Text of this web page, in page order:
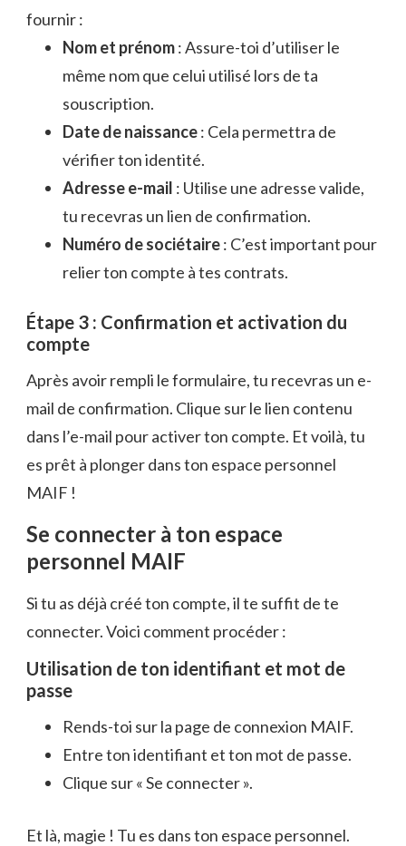
fournir :
Nom et prénom: Assure-toi d’utiliser le
même nom que celui utilisé lors de ta
souscription.
Date de naissance: Cela permettra de
vérifier ton identité.
Adresse e-mail : Utilise une adresse valide,
tu recevras un lien de confirmation.
Numéro de sociétaire: C’est important pour
relier ton compte à tes contrats.
Étape 3 : Confirmation et activation du
compte
Après avoir rempli le formulaire, tu recevras un e-
mail de confirmation. Clique sur le lien contenu
dans l’e-mail pour activer ton compte. Et voilà, tu
es prêt à plonger dans ton espace personnel
MAIF !
Se connecter à ton espace
personnel MAIF
Si tu as déjà créé ton compte, il te suffit de te
connecter. Voici comment procéder :
Utilisation de ton identifiant et mot de
passe
Rends-toi sur la page de connexion MAIF.
Entre ton identifiant et ton mot de passe.
Clique sur « Se connecter ».
Et là, magie ! Tu es dans ton espace personnel.